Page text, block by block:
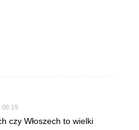
08:19
czy Włoszech to wielki